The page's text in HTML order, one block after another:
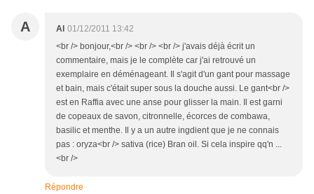
A Al 01/12/2011 13:42
<br /> bonjour,<br /> <br /> <br /> j'avais déjà écrit un
commentaire, mais je le complète car j'ai retrouvé un
exemplaire en déménageant. Il s'agit d'un gant pour massage
et bain, mais c'était super sous la douche aussi. Le gant<br />
est en Raffia avec une anse pour glisser la main. Il est garni
de copeaux de savon, citronnelle, écorces de combawa,
basilic et menthe. Il y a un autre ingdient que je ne connais
pas : oryza<br /> sativa (rice) Bran oil. Si cela inspire qq'n ...
<br />
Répondre